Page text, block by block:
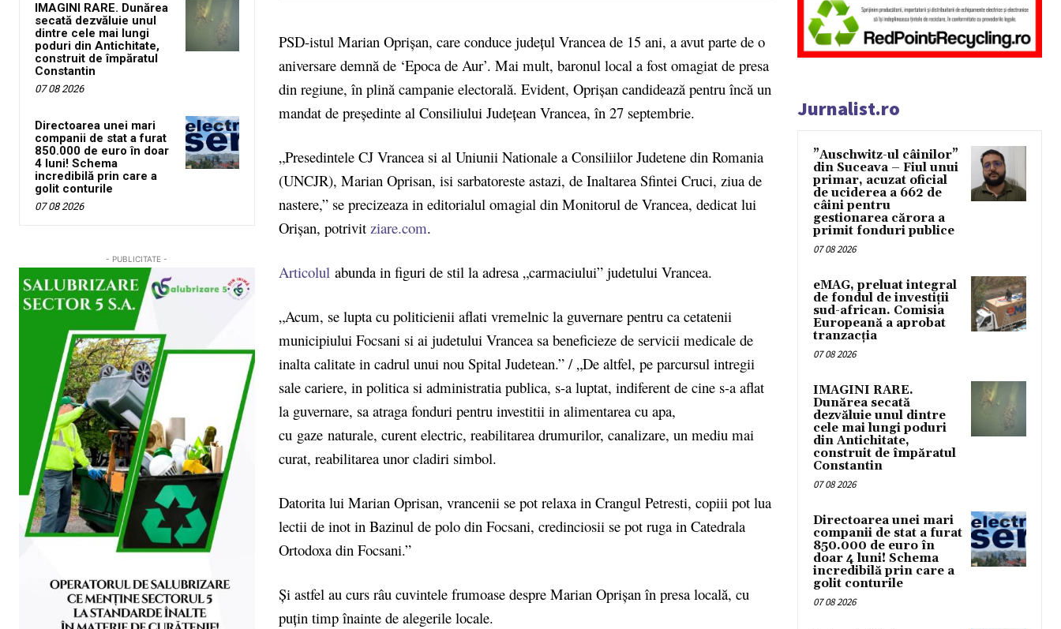
IMAGINI RARE. Dunărea
secată dezvăluie unul
dintre cele mai lungi
poduri din Antichitate,
construit de împăratul
Constantin
07 08 2026
Directoarea unei mari
companii de stat a furat
850.000 de euro în doar
4 luni! Schema
incredibilă prin care a
golit conturile
07 08 2026
- PUBLICITATE -
PSD-istul Marian Oprișan, care conduce județul Vrancea de 15 ani, a avut parte de o
aniversare demnă de ‘Epoca de Aur’. Mai mult, baronul local a fost omagiat de presa
din regiune, în plină campanie electorală. Evident, Oprișan candidează pentru încă un
mandat de președinte al Consiliului Județean Vrancea, în 27 septembrie.
„Presedintele CJ Vrancea si al Uniunii Nationale a Consiliilor Judetene din Romania
(UNCJR), Marian Oprisan, isi sarbatoreste astazi, de Inaltarea Sfintei Cruci, ziua de
nastere,” se precizeaza in editorialul omagial din Monitorul de Vrancea, dedicat lui
Orișan, potrivit ziare.com.
Articolul abunda in figuri de stil la adresa „carmaciului” judetului Vrancea.
„Acum, se lupta cu politicienii aflati vremelnic la guvernare pentru ca cetatenii
municipiului Focsani si ai judetului Vrancea sa beneficieze de servicii medicale de
inalta calitate in cadrul unui nou Spital Judetean.” / „De altfel, pe parcursul intregii
sale cariere, in politica si administratia publica, s-a luptat, indiferent de cine s-a aflat
la guvernare, sa atraga fonduri pentru investitii in alimentarea cu apa,
cu gaze naturale, curent electric, reabilitarea drumurilor, canalizare, un mediu mai
curat, reabilitarea unor cladiri simbol.
Datorita lui Marian Oprisan, vrancenii se pot relaxa in Crangul Petresti, copiii pot lua
lectii de inot in Bazinul de polo din Focsani, credinciosii se pot ruga in Catedrala
Ortodoxa din Focsani.”
Și astfel au curs râu cuvintele frumoase despre Marian Oprișan în presa locală, cu
puțin timp înainte de alegerile locale.
Jurnalist.ro
”Auschwitz-ul câinilor”
din Suceava – Fiul unui
primar, acuzat oficial
de uciderea a 662 de
câini pentru
gestionarea cărora a
primit fonduri publice
07 08 2026
eMAG, preluat integral
de fondul de investiții
sud-african. Comisia
Europeană a aprobat
tranzacția
07 08 2026
IMAGINI RARE.
Dunărea secată
dezvăluie unul dintre
cele mai lungi poduri
din Antichitate,
construit de împăratul
Constantin
07 08 2026
Directoarea unei mari
companii de stat a furat
850.000 de euro în
doar 4 luni! Schema
incredibilă prin care a
golit conturile
07 08 2026